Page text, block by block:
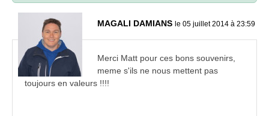
MAGALI DAMIANS le 05 juillet 2014 à 23:59
Merci Matt pour ces bons souvenirs,
meme s'ils ne nous mettent pas
toujours en valeurs !!!!